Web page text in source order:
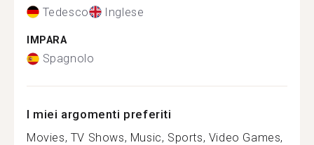
Tedesco Inglese
IMPARA
Spagnolo
I miei argomenti preferiti
Movies, TV Shows, Music, Sports, Video Games,